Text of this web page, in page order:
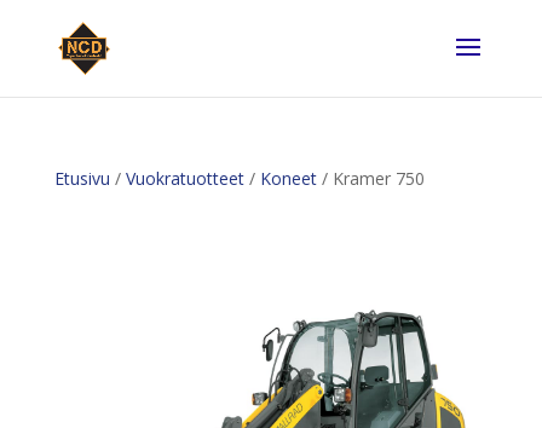
Etusivu / Vuokratuotteet/ Koneet/ Kramer 750